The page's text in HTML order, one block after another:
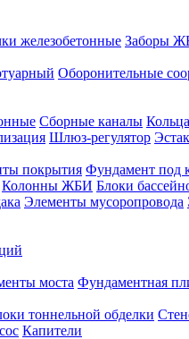
железобетонные Заборы
Оборонительные
Сборные каналы
Шлюз-регулятор
покрытия Фундамент под
Колонны ЖБИ Блоки
Элементы мусоропровода
моста Фундаментная
тоннельной обделки
Капители